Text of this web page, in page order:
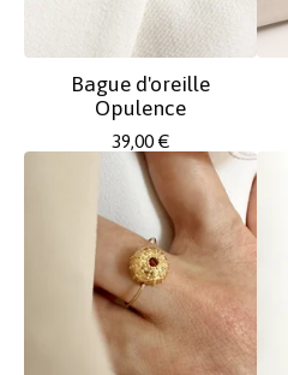
Bague d'oreille
Opulence
39,00 €